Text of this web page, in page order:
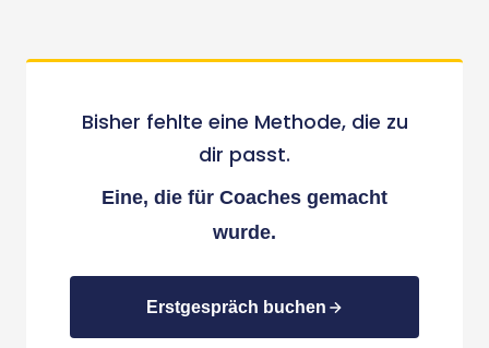
Bisher fehlte eine Methode, die zu
dir passt.
Eine, die für Coaches gemacht
wurde.
Erstgespräch buchen